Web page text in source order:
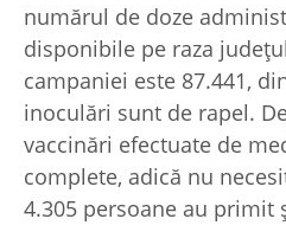
numărul de doze
disponibile pe raza
campaniei este 87.441,
inoculări sunt de rapel.
vaccinări efectuate de
complete, adică nu
4.305 persoane au primit